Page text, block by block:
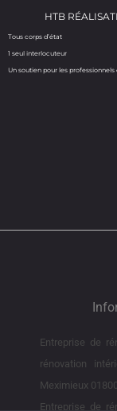
HTB
Tous corps d’état
1 seul interlocuteur
Un soutien pour les
Entreprise de
rénovation
Meximieux 01800
Entreprise de